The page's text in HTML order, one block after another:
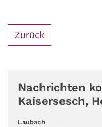
Zurück
Nachrichten
Kaisersesch,
Laubach